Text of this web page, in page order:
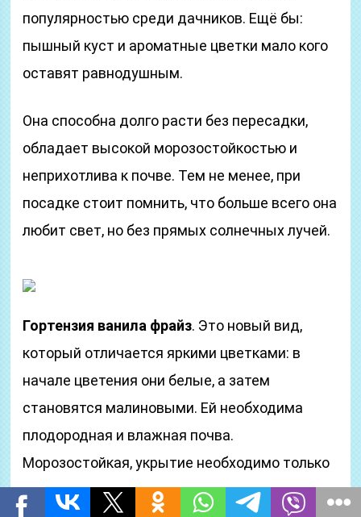
популярностью среди дачников. Ещё бы:
пышный куст и ароматные цветки мало кого
оставят равнодушным.
Она способна долго расти без пересадки,
обладает высокой морозостойкостью и
неприхотлива к почве. Тем не менее, при
посадке стоит помнить, что больше всего она
любит свет, но без прямых солнечных лучей.
Гортензия ванила фрайз. Это новый вид,
который отличается яркими цветками: в
начале цветения они белые, а затем
становятся малиновыми. Ей необходима
плодородная и влажная почва.
Морозостойкая, укрытие необходимо только
молодым кустарникам.